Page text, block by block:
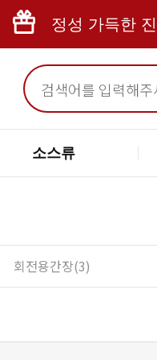
정성 가득한
소스류
회전용간장(3)